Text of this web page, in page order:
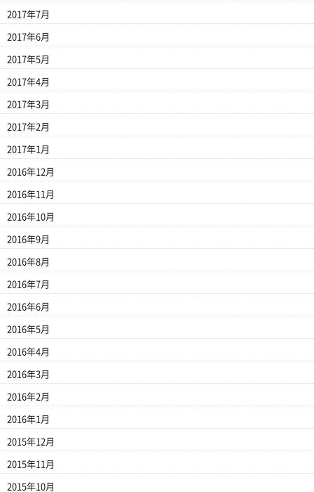
2017年7月
2017年6月
2017年5月
2017年4月
2017年3月
2017年2月
2017年1月
2016年12月
2016年11月
2016年10月
2016年9月
2016年8月
2016年7月
2016年6月
2016年5月
2016年4月
2016年3月
2016年2月
2016年1月
2015年12月
2015年11月
2015年10月